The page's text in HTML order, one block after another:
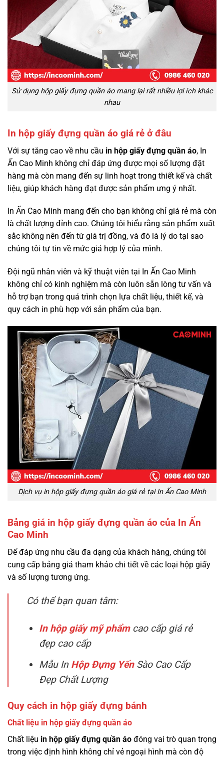
Sử dụng hộp giấy đựng quần áo mang lại rất nhiều lợi ích khác
nhau
In hộp giấy đựng quần áo giá rẻ ở đâu
Với sự tăng cao về nhu cầu in hộp giấy đựng quần áo, In
Ấn Cao Minh không chỉ đáp ứng được mọi số lượng đặt
hàng mà còn mang đến sự linh hoạt trong thiết kế và chất
liệu, giúp khách hàng đạt được sản phẩm ưng ý nhất.
In Ấn Cao Minh mang đến cho bạn không chỉ giá rẻ mà còn
là chất lượng đỉnh cao. Chúng tôi hiểu rằng sản phẩm xuất
sắc không nên đến từ giá trị đồng, và đó là lý do tại sao
chúng tôi tự tin về mức giá hợp lý của mình.
Đội ngũ nhân viên và kỹ thuật viên tại In Ấn Cao Minh
không chỉ có kinh nghiệm mà còn luôn sẵn lòng tư vấn và
hỗ trợ bạn trong quá trình chọn lựa chất liệu, thiết kế, và
quy cách in phù hợp với sản phẩm của bạn.
Dịch vụ in hộp giấy đựng quần áo giá rẻ tại In Ấn Cao Minh
Bảng giá in hộp giấy đựng quần áo của In Ấn
Cao Minh
Để đáp ứng nhu cầu đa dạng của khách hàng, chúng tôi
cung cấp bảng giá tham khảo chi tiết về các loại hộp giấy
và số lượng tương ứng.
Có thể bạn quan tâm:
In hộp giấy mỹ phẩmcao cấp giá rẻ
đẹp cao cấp
Mẫu In Hộp Đựng YếnSào Cao Cấp
Đẹp Chất Lượng
Quy cách in hộp giấy đựng bánh
Chất liệu in hộp giấy đựng quần áo
Chất liệu in hộp giấy đựng quần áo đóng vai trò quan trọng
trong việc định hình không chỉ vẻ ngoại hình mà còn độ